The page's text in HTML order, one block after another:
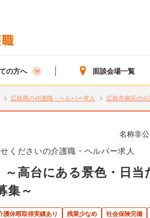
の方へ 面談会場一覧
広島県の介護職・ヘルパー求人 広島市南区の
名称非
ださいの介護職・ヘルパー求人
高台にある景色・日当
集～
護休暇取得実績あり 残業少なめ 社会保険完備